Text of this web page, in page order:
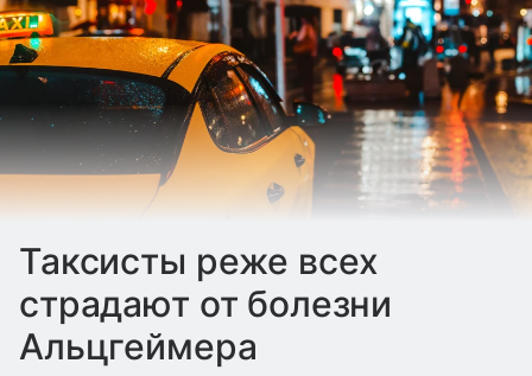
Таксисты реже всех
страдают от болезни
Альцгеймера